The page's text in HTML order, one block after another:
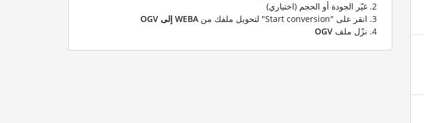
غيّر الجودة أو الحجم (اختياري)
انقر على "Start conversion" لتحويل ملفك من
WEBA إلى OGV
نزّل ملف OGV